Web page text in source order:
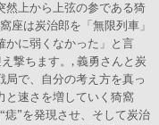
然上から上弦の参である猗
座は炭治郎を「無限列車」
かに弱くなかった」と言
撃ちます。, 義勇さんと炭
局で、自分の考え方を真っ
と速さを増していく猗窩
痣”を発現させ、そして炭治